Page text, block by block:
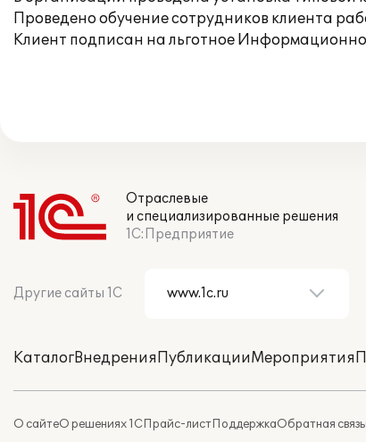
Проведено обучение сотрудников клиента
Клиент подписан на льготное
Отраслевые
и специализированные решения
1С:Предприятие
Другие сайты 1С
КаталогВнедренияПубликацииМероприятия
О сайтеО решениях 1СПрайс-листПоддержкаОбратная связь